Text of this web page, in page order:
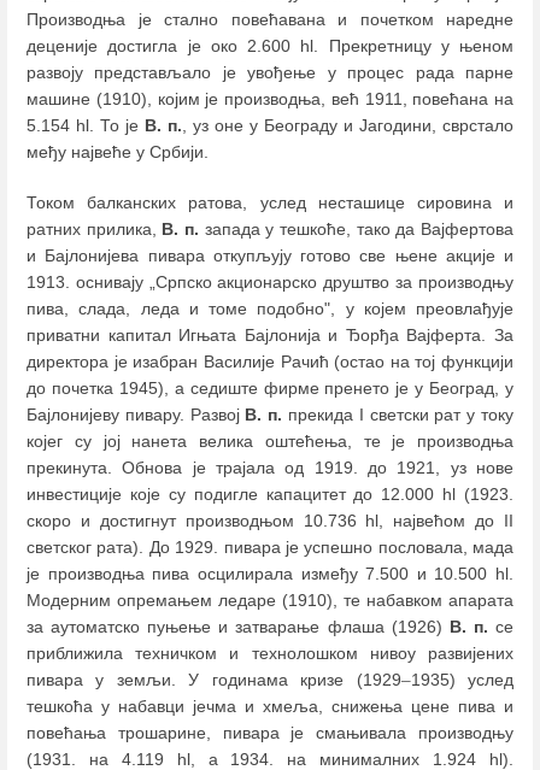
Производња је стално повећавана и почетком наредне
деценије достигла је око 2.600 hl. Прекретницу у њеном
развоју представљало је увођење у процес рада парне
машине (1910), којим је производња, већ 1911, повећана на
5.154 hl. То је В. п., уз оне у Београду и Јагодини, сврстало
међу највеће у Србији.
Током балканских ратова, услед несташице сировина и
ратних прилика, В. п. запада у тешкоће, тако да Вајфертова
и Бајлонијева пивара откупљују готово све њене акције и
1913. оснивају „Српско акционарско друштво за производњу
пива, слада, леда и томе подобно", у којем преовлађује
приватни капитал Игњата Бајлонија и Ђорђа Вајферта. За
директора је изабран Василије Рачић (остао на тој функцији
до почетка 1945), а седиште фирме пренето је у Беoград, у
Бајлонијеву пивару. Развој В. п. прекида I светски рат у току
којег су јој нанета велика оштећења, те је производња
прекинута. Обнова је трајала од 1919. до 1921, уз нове
инвестиције које су подигле капацитет до 12.000 hl (1923.
скоро и достигнут производњом 10.736 hl, највећом до II
светског рата). До 1929. пивара je успешно послoвала, мада
је производња пива осцилирала између 7.500 и 10.500 hl.
Модерним опремањем ледаре (1910), те набавком апарата
за аутоматско пуњење и затварање флаша (1926) В. п. се
приближила техничком и технолошком нивоу развијених
пивара у земљи. У годинама кризе (1929–1935) услед
тешкоћа у набавци јечма и хмеља, снижења цене пива и
повећања трошарине, пивара је смањивала производњу
(1931. на 4.119 hl, а 1934. на минималних 1.924 hl).